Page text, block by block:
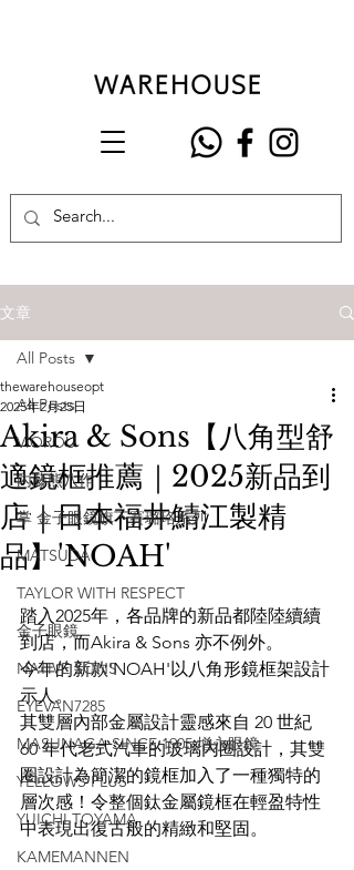
文章
All Posts
VIOROU
內藤熊八作
掌 金子眼鏡旗下賽璐珞系列
MATSUDA
TAYLOR WITH RESPECT
金子眼鏡
NATIVE SONS
EYEVAN7285
MASUNAGA SINCE 1905 增永眼鏡
YELLOWS PLUS
YUICHI TOYAMA
KAMEMANNEN
All Posts
Akira & Sons【八角型舒
適鏡框推薦｜2025新品到
店｜日本福井鯖江製精
品】'NOAH'
thewarehouseopt
2025年2月25日
踏入2025年，各品牌的新品都陸陸續續
到店，而Akira & Sons 亦不例外。
今年的新款'NOAH'以八角形鏡框架設計
示人。
其雙層內部金屬設計靈感來自 20 世紀
60 年代老式汽車的玻璃內圈設計，其雙
圈設計為簡潔的鏡框加入了一種獨特的
層次感！令整個鈦金屬鏡框在輕盈特性
中表現出復古般的精緻和堅固。